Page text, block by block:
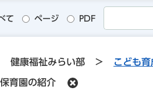
て ページ PDF
健康福祉みらい部 > こども育
育園の紹介